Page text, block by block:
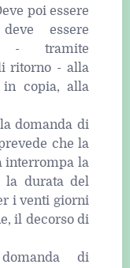
poi essere
essere
- tramite
ritorno - alla
in copia, alla
domanda di
che la
interrompa la
la durata del
i venti giorni
il decorso di
di